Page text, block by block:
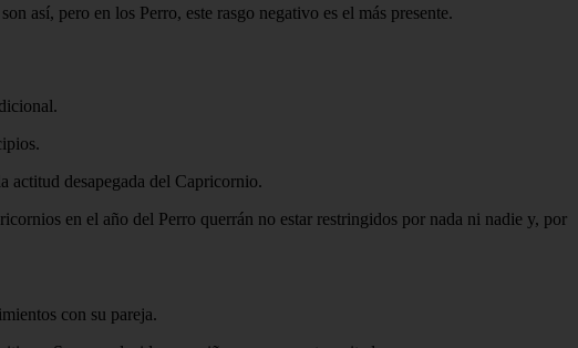
así, pero en los Perro, este rasgo negativo es el más presente.
actitud desapegada del Capricornio.
en el año del Perro querrán no estar restringidos por nada ni nadie y, por
con su pareja.